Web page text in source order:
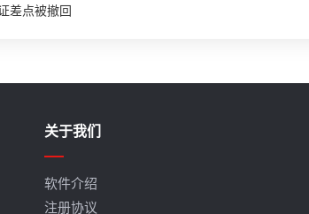
差点被撤回
关于我们
软件介绍
注册协议